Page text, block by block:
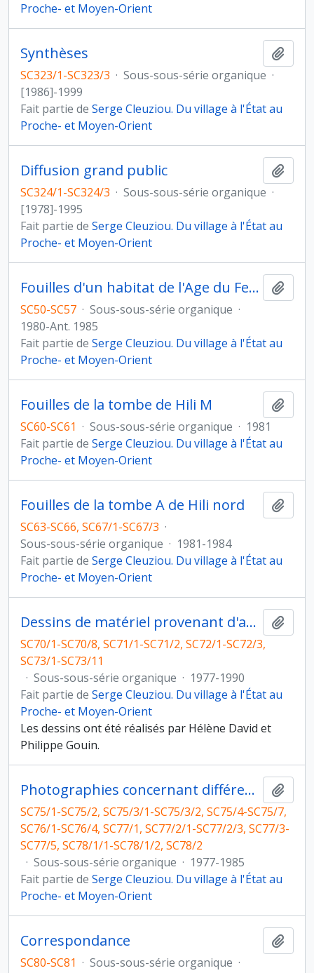
Proche- et Moyen-Orient
Synthèses
SC323/1-SC323/3 · Sous-sous-série organique ·
[1986]-1999
Fait partie de Serge Cleuziou. Du village à l'État au
Proche- et Moyen-Orient
Diffusion grand public
SC324/1-SC324/3 · Sous-sous-série organique ·
[1978]-1995
Fait partie de Serge Cleuziou. Du village à l'État au
Proche- et Moyen-Orient
Fouilles d'un habitat de l'Age du Fer à Rumeilah
SC50-SC57 · Sous-sous-série organique ·
1980-Ant. 1985
Fait partie de Serge Cleuziou. Du village à l'État au
Proche- et Moyen-Orient
Fouilles de la tombe de Hili M
SC60-SC61 · Sous-sous-série organique · 1981
Fait partie de Serge Cleuziou. Du village à l'État au
Proche- et Moyen-Orient
Fouilles de la tombe A de Hili nord
SC63-SC66, SC67/1-SC67/3 ·
Sous-sous-série organique · 1981-1984
Fait partie de Serge Cleuziou. Du village à l'État au
Proche- et Moyen-Orient
Dessins de matériel provenant d'autres sites des Emirats d'Abou Dhabi et de Sharjah
SC70/1-SC70/8, SC71/1-SC71/2, SC72/1-SC72/3,
SC73/1-SC73/11
· Sous-sous-série organique · 1977-1990
Fait partie de Serge Cleuziou. Du village à l'État au
Proche- et Moyen-Orient
Les dessins ont été réalisés par Hélène David et
Philippe Gouin.
Photographies concernant différents chantiers
SC75/1-SC75/2, SC75/3/1-SC75/3/2, SC75/4-SC75/7,
SC76/1-SC76/4, SC77/1, SC77/2/1-SC77/2/3, SC77/3-
SC77/5, SC78/1/1-SC78/1/2, SC78/2
· Sous-sous-série organique · 1977-1985
Fait partie de Serge Cleuziou. Du village à l'État au
Proche- et Moyen-Orient
Correspondance
SC80-SC81 · Sous-sous-série organique ·